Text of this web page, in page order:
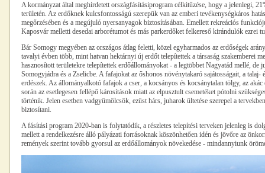
A kormányzat által meghirdetett országfásításiprogram célkitűzése, hogy a jelenlegi,
területén. Az erdőknek kulcsfontosságú szerepük van az emberi tevékenységkáros
megőrzésében és a megújuló nyersanyagok biztosításában. Emellett rekreációs
Kaposvár melletti desedai arborétumot és más parkerdőket felkereső kirándulók ezrei
Bár Somogy megyében az országos átlag feletti, közel egyharmados az erdőségek
tavalyi évben több, mint hatvan hektárnyi új erdőt telepítettek a társaság szakemberei
hasznosított területekre telepítettek erdőállományokat - a legtöbbet Nagyatád mellé,
Somogyjádra és a Zselicbe. A fafajokat az őshonos növénytakaró sajátosságait, a
erdészek. Az állományalkotó fafajok a cser, a kocsányos és kocsánytalan tölgy, az
során az esetlegesen fellépő károsítások miatt az elpusztult csemetéket pótolni
történik. Jelen esetben vadgyümölcsök, ezüst hárs, juharok ültetése szerepel a
biztosítani.
A fásítási program 2020-ban is folytatódik, a részletes telepítési terveken jelenleg is
mellett a rendelkezésre álló pályázati forrásoknak köszönhetően idén és jövőre az
remények szerint tovább gyorsul az erdőállományok növekedése - mindannyiunk